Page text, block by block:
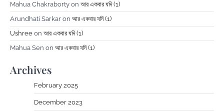
Mahua Chakraborty on আর একবার যদি (1)
Arundhati Sarkar on আর একবার যদি (1)
Ushree on আর একবার যদি (1)
Mahua Sen on আর একবার যদি (1)
Archives
February 2025
December 2023